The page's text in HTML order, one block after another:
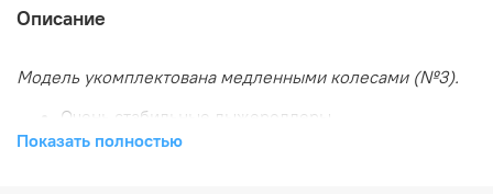
Описание
Модель укомплектована медленными колесами (№3).
Очень стабильные лыжероллеры.
Легкая алюминиевая платформа.
Показать полностью